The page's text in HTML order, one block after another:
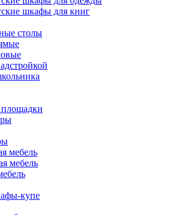
шкафы для книг
столы
мебель
мебель
купе